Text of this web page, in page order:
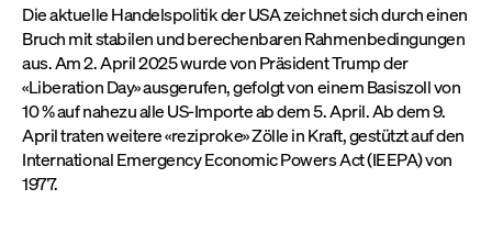
Die aktuelle Handelspolitik der USA zeichnet sich durch einen
Bruch mit stabilen und berechenbaren Rahmenbedingungen
aus. Am 2. April 2025 wurde von Präsident Trump der
«Liberation Day» ausgerufen, gefolgt von einem Basiszoll von
10 % auf nahezu alle US-Importe ab dem 5. April. Ab dem 9.
April traten weitere «reziproke» Zölle in Kraft, gestützt auf den
International Emergency Economic Powers Act (IEEPA) von
1977.